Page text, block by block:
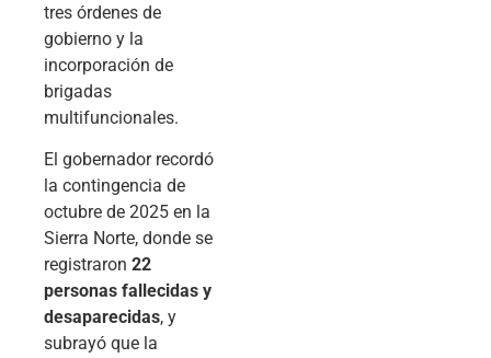
tres órdenes de
gobierno y la
incorporación de
brigadas
multifuncionales.
El gobernador recordó
la contingencia de
octubre de 2025 en la
Sierra Norte, donde se
registraron 22
personas fallecidas y
desaparecidas, y
subrayó que la